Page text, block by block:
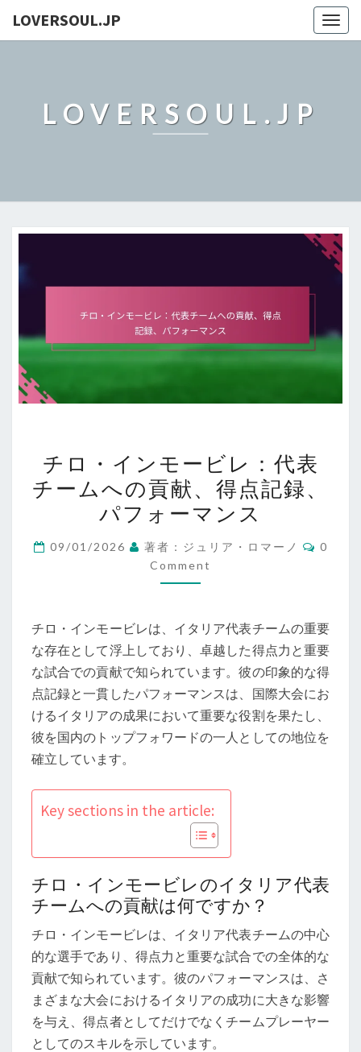
LOVERSOUL.JP
LOVERSOUL.JP
ロ・
イ
ン
ー
ビ
表
チ
ー
の
献、
得
記
録、
パ
ォ
ー
マ
ン
ス
チロ・インモービレ：代表
チームへの貢献、得点記録、
パフォーマンス
09/01/2026 著者：ジュリア・ロマーノ
0
Comment
チロ・インモービレは、イタリア代表チームの重要
な存在として浮上しており、卓越した得点力と重要
な試合での貢献で知られています。彼の印象的な得
点記録と一貫したパフォーマンスは、国際大会にお
けるイタリアの成果において重要な役割を果たし、
彼を国内のトップフォワードの一人としての地位を
確立しています。
Key sections in the article:
チロ・インモービレのイタリア代表
チームへの貢献は何ですか？
チロ・インモービレは、イタリア代表チームの中心
的な選手であり、得点力と重要な試合での全体的な
貢献で知られています。彼のパフォーマンスは、さ
まざまな大会におけるイタリアの成功に大きな影響
を与え、得点者としてだけでなくチームプレーヤー
としてのスキルを示しています。